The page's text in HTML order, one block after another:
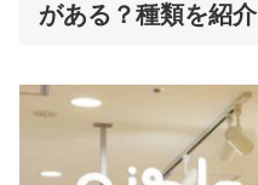
がある？種類を紹介